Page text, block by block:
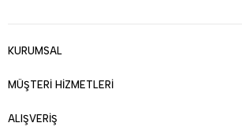
KURUMSAL
MÜŞTERİ HİZMETLERİ
ALIŞVERİŞ